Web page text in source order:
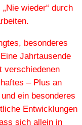
wieder“ durch
besonderes
Jahrtausende
verschiedenen
– Plus an
ein besonderes
Entwicklungen
sich allein in